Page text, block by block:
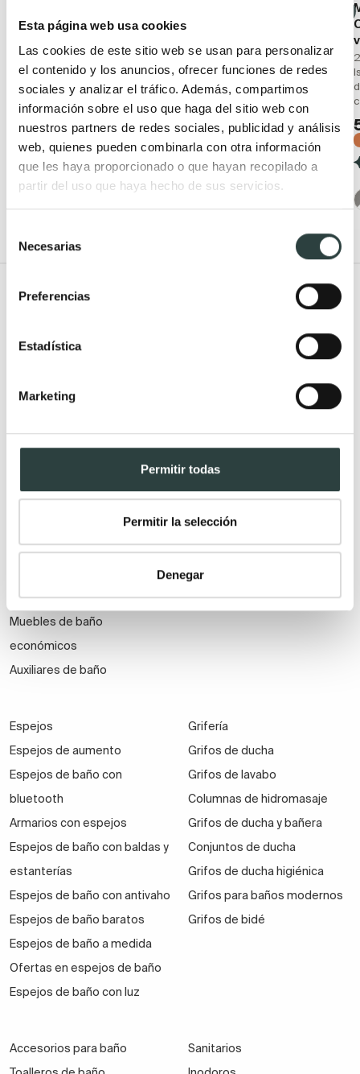
Esta página web usa cookies
Las cookies de este sitio web se usan para personalizar
el contenido y los anuncios, ofrecer funciones de redes
sociales y analizar el tráfico. Además, compartimos
información sobre el uso que haga del sitio web con
nuestros partners de redes sociales, publicidad y análisis
web, quienes pueden combinarla con otra información
que les haya proporcionado o que hayan recopilado a
partir del uso que haya hecho de sus servicios.
Necesarias
Preferencias
Estadística
Marketing
Permitir todas
Permitir la selección
Denegar
baño rústico Bruntec
Madera maciza 2 puertas 1
cajón + lavabo de
cerámica
355,08€554,81€
−36%
(12)
Madera maciza, con patas
2 puertas 1 cajón
339,91€ 536,13€
−37%
(7)
Todo Muebles de baño
natural
neoclásicos
Mueble de baño de madera
Muebles de baño Salgar
Muebles de baño fondo
reducido
suspendidos
Muebles de baño
económicos
Auxiliares de baño
Lavabos a medida
Lavabos pedestal
Lavabos encastrados
Lavabos suspendidos
Lavabos dobles
Espejos
Espejos de aumento
Espejos de baño con
bluetooth
Armarios con espejos
Espejos de baño con baldas y
estanterías
Espejos de baño con antivaho
Espejos de baño baratos
Espejos de baño a medida
Ofertas en espejos de baño
Espejos de baño con luz
Grifería
Grifos de ducha
Grifos de lavabo
Columnas de hidromasaje
Grifos de ducha y bañera
Conjuntos de ducha
Grifos de ducha higiénica
Grifos para baños modernos
Grifos de bidé
Accesorios para baño
Sanitarios